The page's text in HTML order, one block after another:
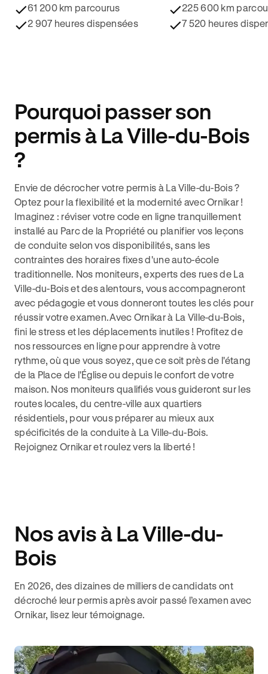
61 200 km parcourus
2 907 heures dispensées
225 600 km
7 520 heures
Pourquoi passer son
permis à La Ville-du-Bois
?
Envie de décrocher votre permis à La Ville-du-Bois ?
Optez pour la flexibilité et la modernité avec Ornikar !
Imaginez : réviser votre code en ligne tranquillement
installé au Parc de la Propriété ou planifier vos leçons
de conduite selon vos disponibilités, sans les
contraintes des horaires fixes d'une auto-école
traditionnelle. Nos moniteurs, experts des rues de La
Ville-du-Bois et des alentours, vous accompagneront
avec pédagogie et vous donneront toutes les clés pour
réussir votre examen.Avec Ornikar à La Ville-du-Bois,
fini le stress et les déplacements inutiles ! Profitez de
nos ressources en ligne pour apprendre à votre
rythme, où que vous soyez, que ce soit près de l'étang
de la Place de l'Église ou depuis le confort de votre
maison. Nos moniteurs qualifiés vous guideront sur les
routes locales, du centre-ville aux quartiers
résidentiels, pour vous préparer au mieux aux
spécificités de la conduite à La Ville-du-Bois.
Rejoignez Ornikar et roulez vers la liberté !
Nos avis à La Ville-du-
Bois
En 2026, des dizaines de milliers de candidats ont
décroché leur permis après avoir passé l’examen avec
Ornikar, lisez leur témoignage.